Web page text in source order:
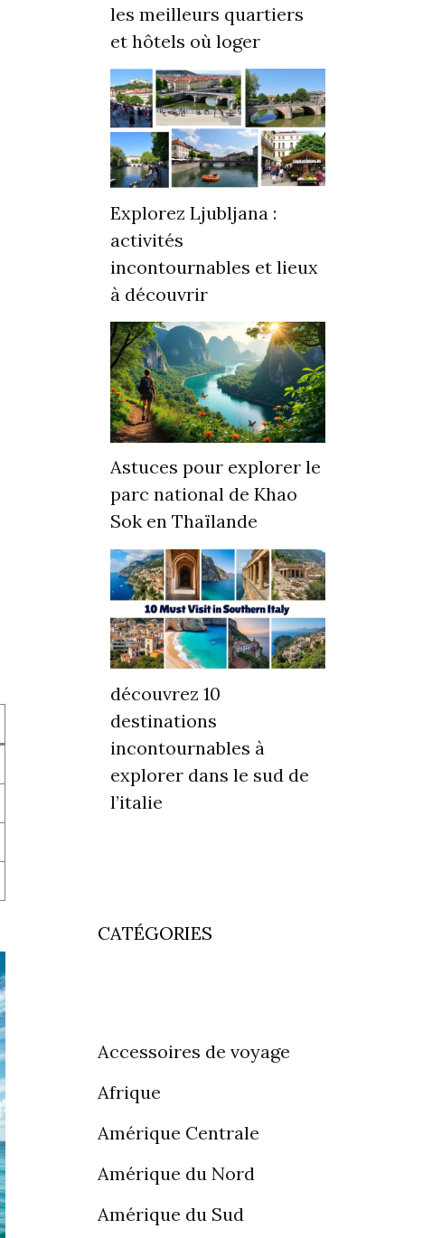
les meilleurs quartiers
et hôtels où loger
Explorez Ljubljana :
activités
incontournables et lieux
à découvrir
Astuces pour explorer le
parc national de Khao
Sok en Thaïlande
découvrez 10
destinations
incontournables à
explorer dans le sud de
l’italie
CATÉGORIES
Accessoires de voyage
Afrique
Amérique Centrale
Amérique du Nord
Amérique du Sud